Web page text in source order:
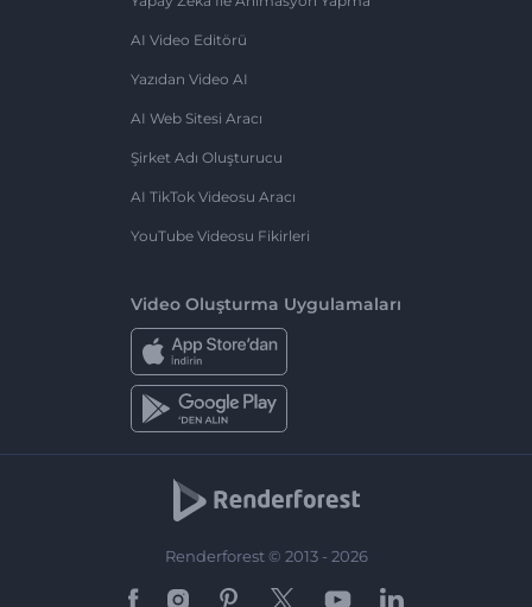
AI Video Editörü
Yazıdan Video AI
AI Web Sitesi Aracı
Şirket Adı Oluşturucu
AI TikTok Videosu Aracı
YouTube Videosu Fikirleri
Video Oluşturma Uygulamaları
Renderforest © 2013 - 2026